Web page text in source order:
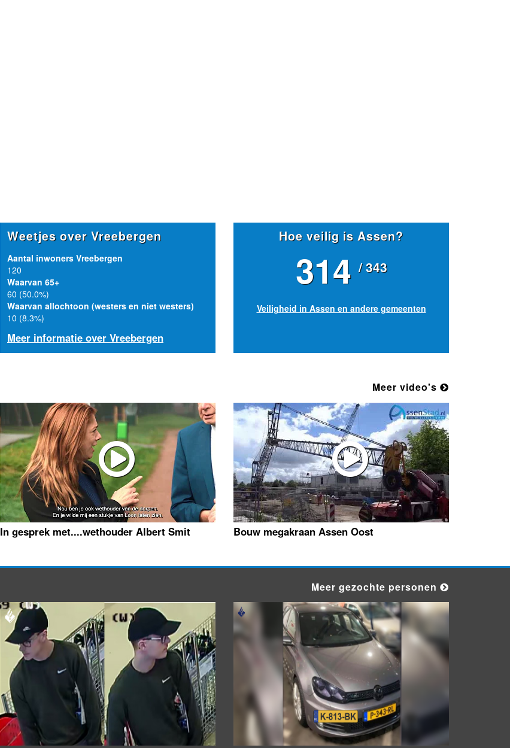
Weetjes over Vreebergen
Aantal inwoners Vreebergen
120
Waarvan 65+
60 (50.0%)
Waarvan allochtoon (westers en niet westers)
10 (8.3%)
Meer informatie over Vreebergen
Hoe veilig is Assen?
314 / 343
Veiligheid in Assen en andere gemeenten
Meer video's
In gesprek met....wethouder Albert Smit Bouw megakraan Assen Oost
Meer gezochte personen